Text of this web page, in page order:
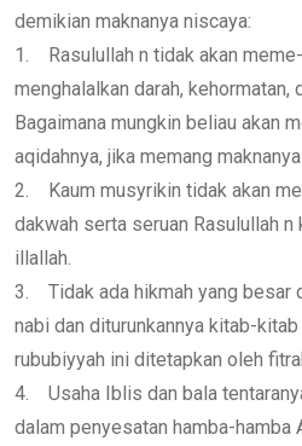
demikian maknanya niscaya:
1. Rasulullah n tidak akan
menghalalkan darah, kehormatan,
Bagaimana mungkin beliau akan
aqidahnya, jika memang
2. Kaum musyrikin tidak akan
dakwah serta seruan Rasulullah
illallah.
3. Tidak ada hikmah yang besar
nabi dan diturunkannya kitab-
rububiyyah ini ditetapkan oleh
4. Usaha Iblis dan bala
dalam penyesatan hamba-hamba